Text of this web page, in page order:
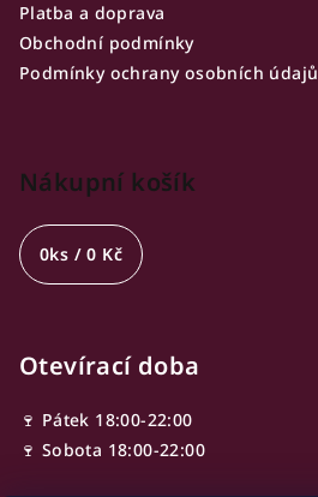
Platba a doprava
Obchodní podmínky
Podmínky ochrany osobních údajů
Nákupní košík
0ks /0 Kč
Otevírací doba
🍷 Pátek 18:00-22:00
🍷 Sobota 18:00-22:00